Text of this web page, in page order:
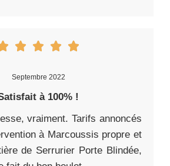
Septembre 2022
à 100% !
vraiment. Tarifs annoncés
à Marcoussis propre et
de Serrurier Porte Blindée,